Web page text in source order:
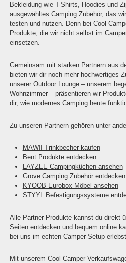
Bekleidung wie T-Shirts, Hoodies und
ausgewähltes Camping Zubehör, das
testen und nutzen. Denn bei Cool
Produkte, die wir nicht selbst im
einsetzen.
Gemeinsam mit starken Partnern aus
bieten wir dir noch mehr hochwertiges
unserer Outdoor Lounge – unserem
Wohnzimmer – präsentieren wir
dir, wie modernes Camping heute
Zu unseren Partnern gehören unter
MAWII Trinkbecher kaufen
Bent Produkte entdecken
LAYZEE Campingküchen ansehen
Grove Camping Zubehör entdecken
KYOOB Eurobox Möbel ansehen
STYYL Befestigungssysteme
Alle Partner-Produkte kannst du direkt
Seiten entdecken und bequem online
bei uns im echten Camper-Setup erlebst.
Mit unserem Cool Camper